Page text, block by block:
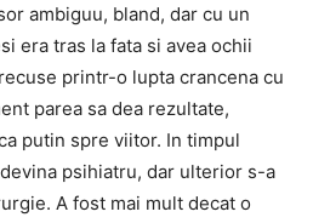
ambiguu, bland, dar cu un
era tras la fata si avea ochii
printr-o lupta crancena cu
parea sa dea rezultate,
putin spre viitor. In timpul
psihiatru, dar ulterior s-a
A fost mai mult decat o